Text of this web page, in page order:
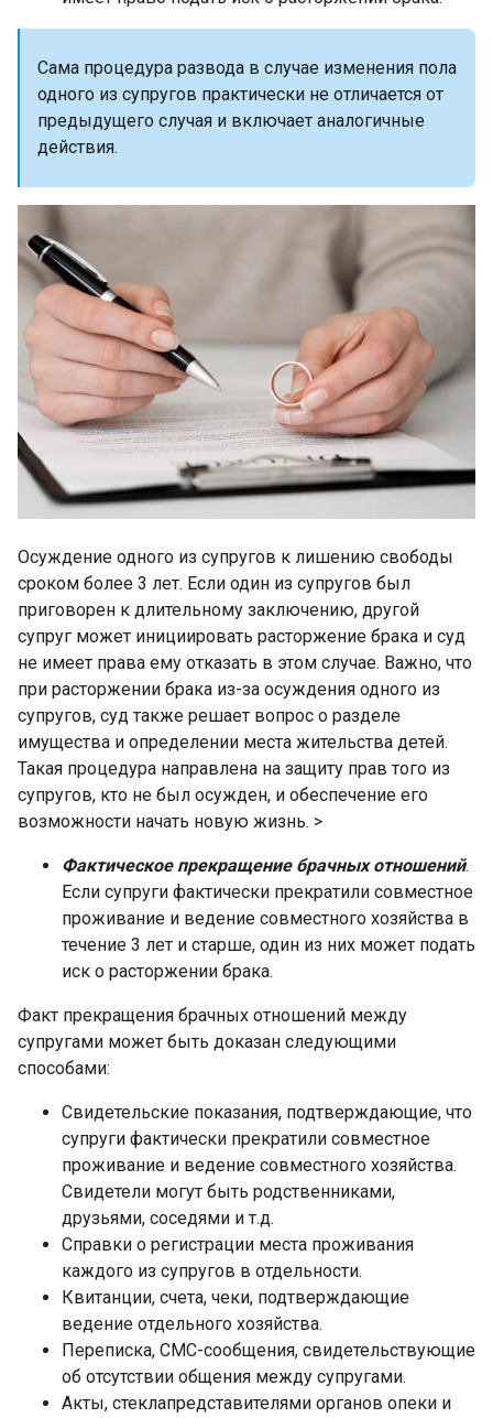
Сама процедура развода в случае изменения пола
одного из супругов практически не отличается от
предыдущего случая и включает аналогичные
действия.
Осуждение одного из супругов к лишению свободы
сроком более 3 лет. Если один из супругов был
приговорен к длительному заключению, другой
супруг может инициировать расторжение брака и суд
не имеет права ему отказать в этом случае. Важно, что
при расторжении брака из-за осуждения одного из
супругов, суд также решает вопрос о разделе
имущества и определении места жительства детей.
Такая процедура направлена ​​на защиту прав того из
супругов, кто не был осужден, и обеспечение его
возможности начать новую жизнь. >
Фактическое прекращение брачных отношений.
Если супруги фактически прекратили совместное
проживание и ведение совместного хозяйства в
течение 3 лет и старше, один из них может подать
иск о расторжении брака.
Факт прекращения брачных отношений между
супругами может быть доказан следующими
способами:
Свидетельские показания, подтверждающие, что
супруги фактически прекратили совместное
проживание и ведение совместного хозяйства.
Свидетели могут быть родственниками,
друзьями, соседями и т.д.
Справки о регистрации места проживания
каждого из супругов в отдельности.
Квитанции, счета, чеки, подтверждающие
ведение отдельного хозяйства.
Переписка, СМС-сообщения, свидетельствующие
об отсутствии общения между супругами.
Акты, стеклапредставителями органов опеки и